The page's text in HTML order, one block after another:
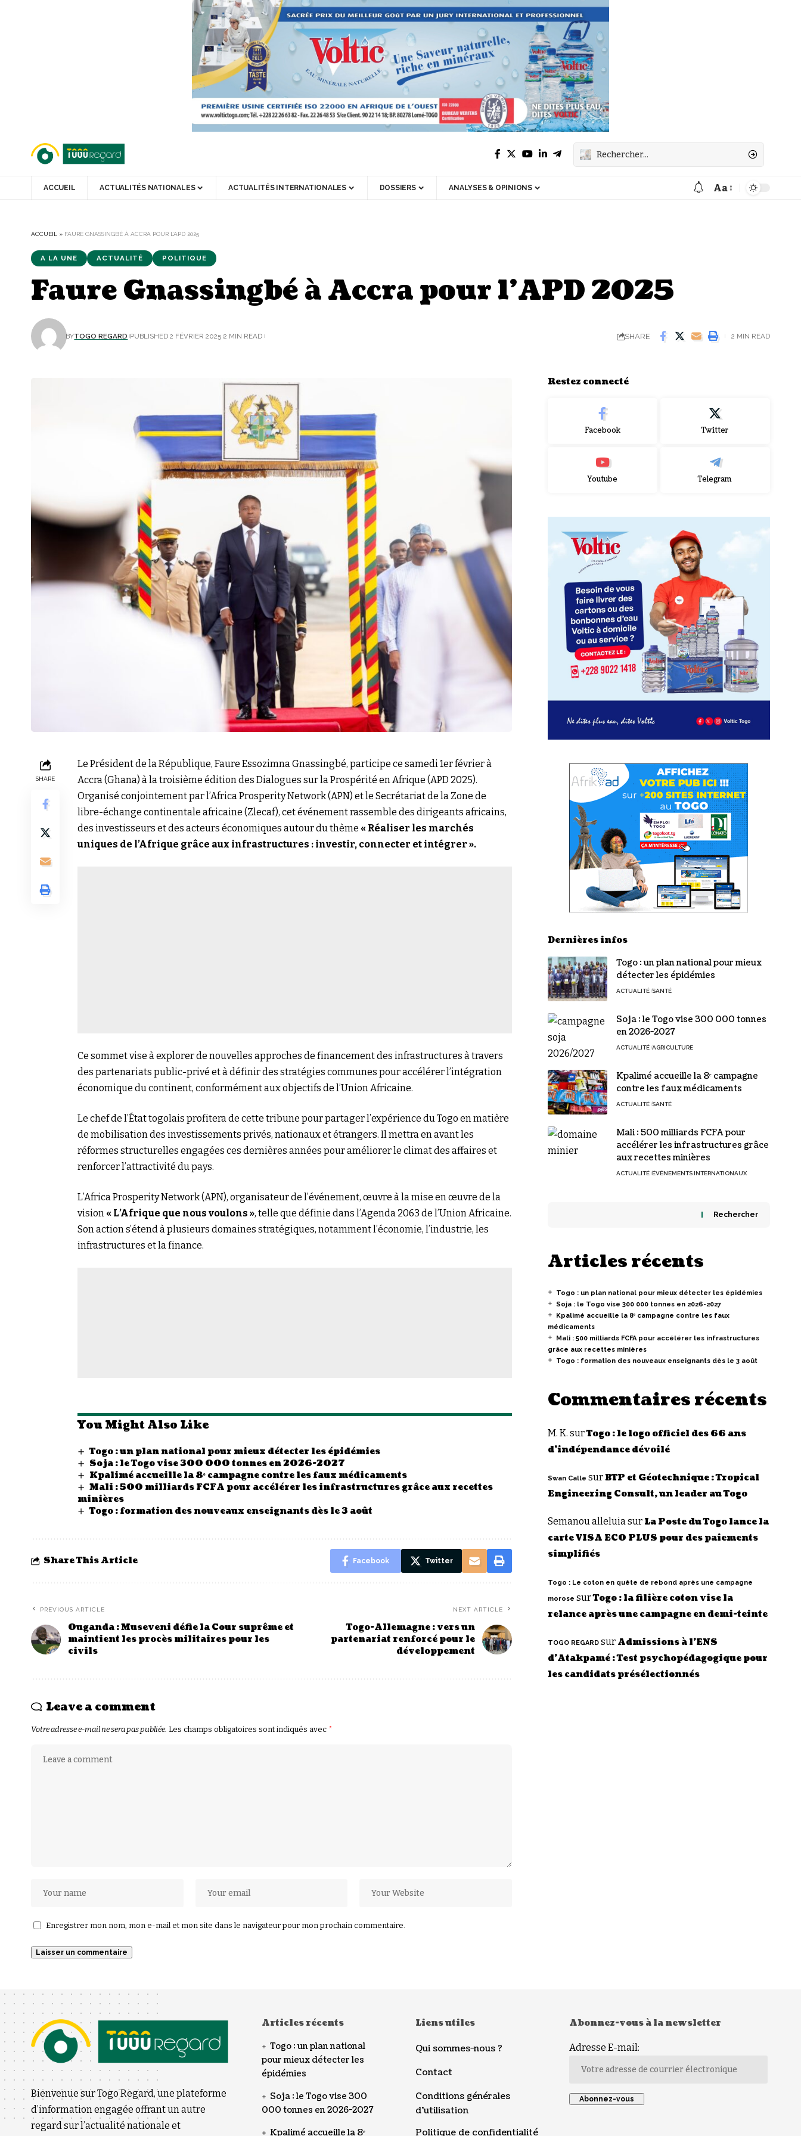
ACCUEIL ACTUALITÉS NATIONALES ACTUALITÉS INTERNATIONALES DOSSIERS ANALYSES & OPINIONS
Font
Aa
ACCUEIL » FAURE GNASSINGBÉ À ACCRA POUR L’APD 2025
A LA UNE ACTUALITÉ POLITIQUE
Faure Gnassingbé à Accra pour l’APD 2025
BYTOGO REGARD PUBLISHED 2 FÉVRIER 2025 2 MIN READ SHARE 2 MIN READ
SHARE
Le Président de la République, Faure Essozimna Gnassingbé, participe ce samedi 1er février à
Accra (Ghana) à la troisième édition des Dialogues sur la Prospérité en Afrique (APD 2025).
Organisé conjointement par l’Africa Prosperity Network (APN) et le Secrétariat de la Zone de
libre-échange continentale africaine (Zlecaf), cet événement rassemble des dirigeants africains,
des investisseurs et des acteurs économiques autour du thème « Réaliser les marchés
uniques de l’Afrique grâce aux infrastructures : investir, connecter et intégrer ».
Ce sommet vise à explorer de nouvelles approches de financement des infrastructures à travers
des partenariats public-privé et à définir des stratégies communes pour accélérer l’intégration
économique du continent, conformément aux objectifs de l’Union Africaine.
Le chef de l’État togolais profitera de cette tribune pour partager l’expérience du Togo en matière
de mobilisation des investissements privés, nationaux et étrangers. Il mettra en avant les
réformes structurelles engagées ces dernières années pour améliorer le climat des affaires et
renforcer l’attractivité du pays.
L’Africa Prosperity Network (APN), organisateur de l’événement, œuvre à la mise en œuvre de la
vision « L’Afrique que nous voulons », telle que définie dans l’Agenda 2063 de l’Union Africaine.
Son action s’étend à plusieurs domaines stratégiques, notamment l’économie, l’industrie, les
infrastructures et la finance.
You Might Also Like
Togo : un plan national pour mieux détecter les épidémies
Soja : le Togo vise 300 000 tonnes en 2026-2027
Kpalimé accueille la 8ᵉ campagne contre les faux médicaments
Mali : 500 milliards FCFA pour accélérer les infrastructures grâce aux recettes
minières
Togo : formation des nouveaux enseignants dès le 3 août
Share This Article Facebook Twitter
PREVIOUS ARTICLE
Ouganda : Museveni défie la Cour suprême et
maintient les procès militaires pour les
civils
NEXT ARTICLE
Togo-Allemagne : vers un
partenariat renforcé pour le
développement
Leave a comment
Votre adresse e-mail ne sera pas publiée. Les champs obligatoires sont indiqués avec *
Enregistrer mon nom, mon e-mail et mon site dans le navigateur pour mon prochain commentaire.
Restez connecté
Facebook Twitter
Youtube Telegram
Dernières infos
Togo : un plan national pour mieux
détecter les épidémies
ACTUALITÉ SANTÉ
Soja : le Togo vise 300 000 tonnes
en 2026-2027
ACTUALITÉ AGRICULTURE
Kpalimé accueille la 8ᵉ campagne
contre les faux médicaments
ACTUALITÉ SANTÉ
Mali : 500 milliards FCFA pour
accélérer les infrastructures grâce
aux recettes minières
ACTUALITÉ ÉVÉNEMENTS INTERNATIONAUX
Rechercher
Articles récents
Togo : un plan national pour mieux détecter les épidémies
Soja : le Togo vise 300 000 tonnes en 2026-2027
Kpalimé accueille la 8ᵉ campagne contre les faux
médicaments
Mali : 500 milliards FCFA pour accélérer les infrastructures
grâce aux recettes minières
Togo : formation des nouveaux enseignants dès le 3 août
Commentaires récents
M. K. surTogo : le logo officiel des 66 ans
d’indépendance dévoilé
Swan Calle surBTP et Géotechnique : Tropical
Engineering Consult, un leader au Togo
Semanou alleluia sur La Poste du Togo lance la
carte VISA ECO PLUS pour des paiements
simplifiés
Togo : Le coton en quête de rebond après une campagne
morose surTogo : la filière coton vise la
relance après une campagne en demi-teinte
TOGO REGARDsur Admissions à l’ENS
d’Atakpamé : Test psychopédagogique pour
les candidats présélectionnés
Bienvenue sur Togo Regard, une plateforme
d’information engagée offrant un autre
regard sur l’actualité nationale et
Articles récents
Togo : un plan national
pour mieux détecter les
épidémies
Soja : le Togo vise 300
000 tonnes en 2026-2027
Kpalimé accueille la 8ᵉ
Liens utiles
Qui sommes-nous ?
Contact
Conditions générales
d’utilisation
Politique de confidentialité
Abonnez-vous à la newsletter
Adresse E-mail: